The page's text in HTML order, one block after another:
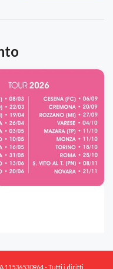
11536530964 - Tutti i diritti